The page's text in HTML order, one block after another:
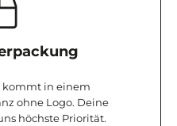
kommt in einem
ohne Logo. Deine
höchste Priorität.